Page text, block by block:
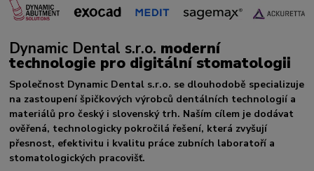
Dynamic Dental s.r.o. moderní
technologie pro digitální stomatologii
Společnost Dynamic Dental s.r.o. se dlouhodobě specializuje
na zastoupení špičkových výrobců dentálních technologií a
materiálů pro český i slovenský trh. Naším cílem je dodávat
ověřená, technologicky pokročilá řešení, která zvyšují
přesnost, efektivitu i kvalitu práce zubních laboratoří a
stomatologických pracovišť.